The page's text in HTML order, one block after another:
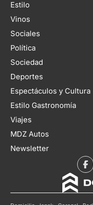
Estilo
Vinos
Sociales
Política
Sociedad
Deportes
Espectáculos y Cultura
Estilo Gastronomía
Viajes
MDZ Autos
Newsletter